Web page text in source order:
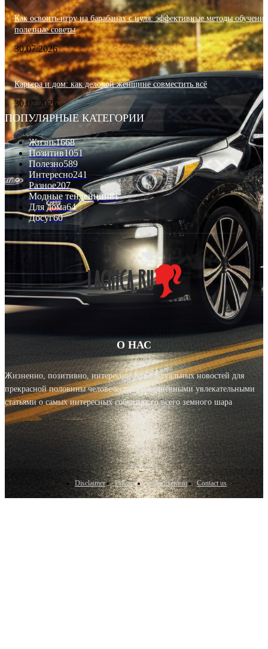
Как освоить игру на барабанах с нуля: эффективные методы
полезные советы
30.07.2026
Карьера и дом: как деловой женщине совместить всё
30.07.2026
ПОПУЛЯРНЫЕ КАТЕГОРИИ
Жизнь1668
Позитив1051
Полезно589
Интересно241
Разное207
Модные тенденции81
Для дома64
Досуг60
О НАС
Жизненно, позитивно, интересно! Блог актуальных новостей для
прекрасной половины человечества с ежедневными увлекательными
статьями о самых интересных событиях со всего земного шара
Disclaimer Privacy Advertisement Contact us